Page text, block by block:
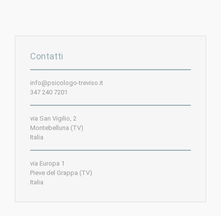
Contatti
info@psicologo-treviso.it
347 240 7201
via San Vigilio, 2
Montebelluna (TV)
Italia
via Europa 1
Pieve del Grappa (TV)
Italia